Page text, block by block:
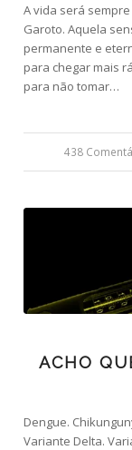
A vida será
Garoto. Aquela
permanente e
para chegar mais
para não tomar…
438 /
ACHO
Dengue.
Variante Delta.